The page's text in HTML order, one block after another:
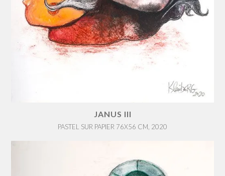
JANUS III
PASTEL SUR PAPIER 76X56 CM, 2020